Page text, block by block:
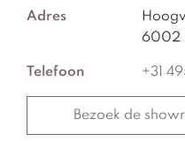
Adres
6002
Telefoon +31
Bezoek de